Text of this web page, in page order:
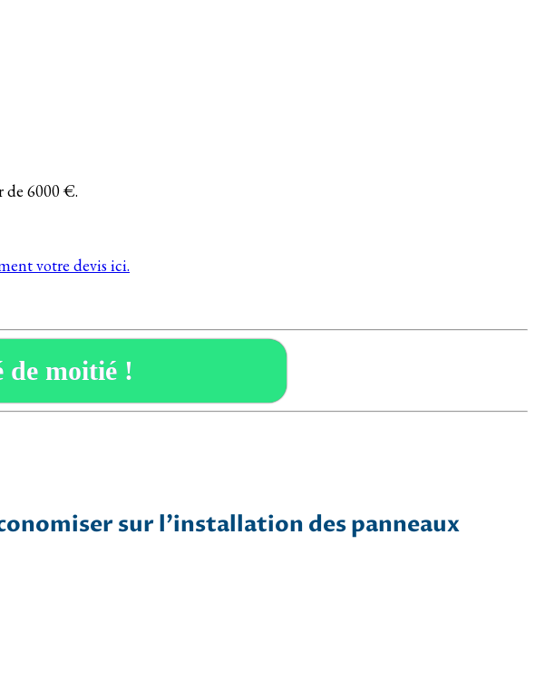
de 6000 €.
votre devis ici.
de moitié !
sur l’installation des panneaux